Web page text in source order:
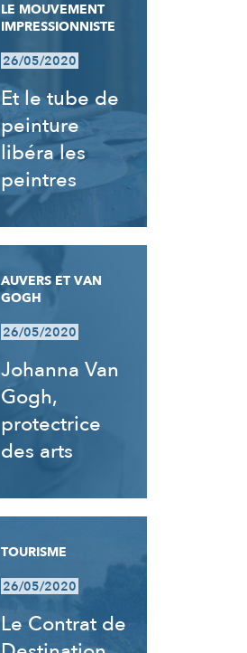
LE MOUVEMENT
IMPRESSIONNISTE
26/05/2020
Et le tube de
peinture
libéra les
peintres
AUVERS ET VAN
GOGH
26/05/2020
Johanna Van
Gogh,
protectrice
des arts
TOURISME
26/05/2020
Le Contrat de